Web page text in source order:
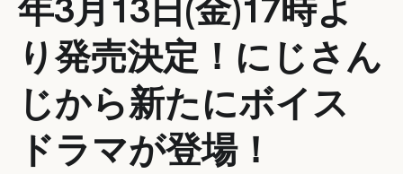
年3月13日(金)17時よ
り発売決定！にじさん
じから新たにボイス
ドラマが登場！